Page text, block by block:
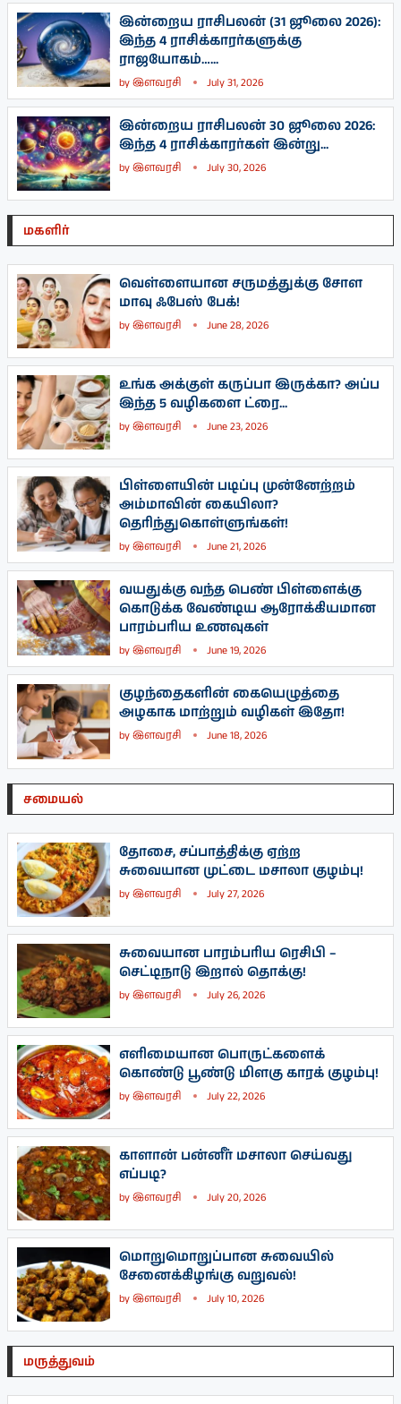
இன்றைய ராசிபலன் (31 ஜூலை 2026):
இந்த 4 ராசிக்காரர்களுக்கு
ராஜயோகம்…...
byஇளவரசி July 31, 2026
இன்றைய ராசிபலன் 30 ஜூலை 2026:
இந்த 4 ராசிக்காரர்கள் இன்று...
byஇளவரசி July 30, 2026
மகளிர்
வெள்ளையான சருமத்துக்கு சோள
மாவு ஃபேஸ் பேக்!
byஇளவரசி June 28, 2026
உங்க அக்குள் கருப்பா இருக்கா? அப்ப
இந்த 5 வழிகளை ட்ரை...
byஇளவரசி June 23, 2026
பிள்ளையின் படிப்பு முன்னேற்றம்
அம்மாவின் கையிலா?
தெரிந்துகொள்ளுங்கள்!
byஇளவரசி June 21, 2026
வயதுக்கு வந்த பெண் பிள்ளைக்கு
கொடுக்க வேண்டிய ஆரோக்கியமான
பாரம்பரிய உணவுகள்
byஇளவரசி June 19, 2026
குழந்தைகளின் கையெழுத்தை
அழகாக மாற்றும் வழிகள் இதோ!
byஇளவரசி June 18, 2026
சமையல்
தோசை, சப்பாத்திக்கு ஏற்ற
சுவையான முட்டை மசாலா குழம்பு!
byஇளவரசி July 27, 2026
சுவையான பாரம்பரிய ரெசிபி –
செட்டிநாடு இறால் தொக்கு!
byஇளவரசி July 26, 2026
எளிமையான பொருட்களைக்
கொண்டு பூண்டு மிளகு காரக் குழம்பு!
byஇளவரசி July 22, 2026
காளான் பன்னீர் மசாலா செய்வது
எப்படி?
byஇளவரசி July 20, 2026
மொறுமொறுப்பான சுவையில்
சேனைக்கிழங்கு வறுவல்!
byஇளவரசி July 10, 2026
மருத்துவம்